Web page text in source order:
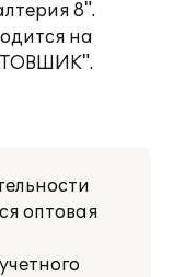
8".
на
ТОВШИК".
оптовая